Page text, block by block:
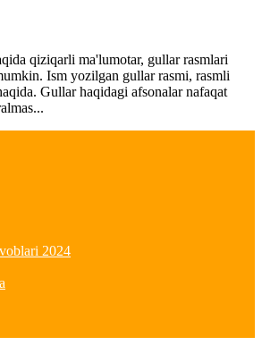
qiziqarli ma'lumotar, gullar rasmlari
Ism yozilgan gullar rasmi, rasmli
Gullar haqidagi afsonalar nafaqat
2024